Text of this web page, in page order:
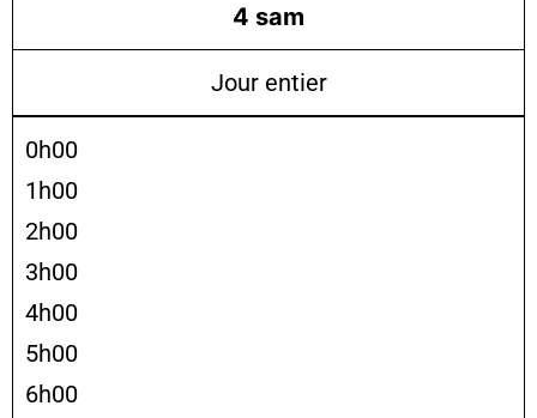
4 sam
Jour entier
0h00
1h00
2h00
3h00
4h00
5h00
6h00